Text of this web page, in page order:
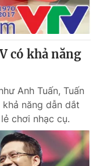
có khả năng
Anh Tuấn, Tuấn
năng dẫn dắt
chơi nhạc cụ.